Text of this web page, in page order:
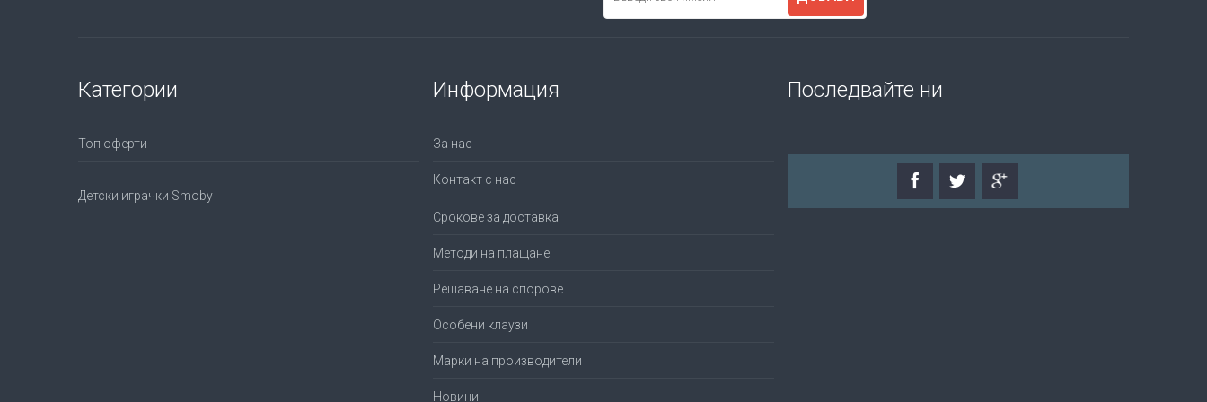
Категории
Топ оферти
Детски играчки Smoby
Информация
За нас
Контакт с нас
Срокове за доставка
Методи на плащане
Решаване на спорове
Особени клаузи
Марки на производители
Новини
Последвайте ни